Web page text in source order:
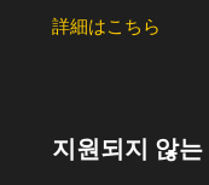
詳細はこちら
지원되지 않